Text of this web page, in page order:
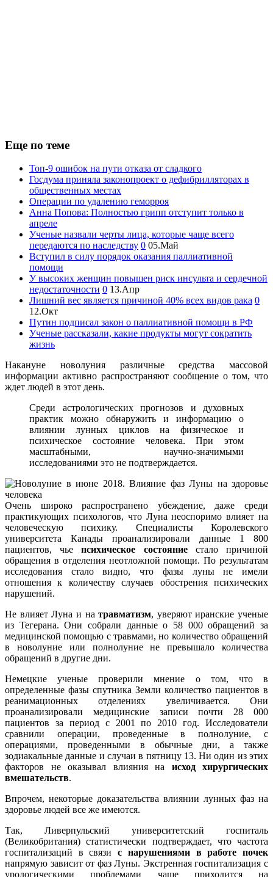
Еще по теме
Топ-9 ошибок на пути отказа от сладкого
Госдума приняла законопроект о дефибрилляторах в
общественных местах
Операции по удалению геморроя
Анна Попова: Полностью грипп отступит только в
апреле
Ученые назвали черты лица, которые чаще всего
передаются по наследству 0 05.Май
Вступил в силу порядок оказания паллиативной
помощи
У высоких женщин повышен риск инсульта и сердечной
недостаточности 0 13.Апр
Лишний вес является причиной 40% всех видов рака 0
12.Окт
Путин подписал закон о паллиативной помощи в РФ
Ученые рассказали, какие продукты могут сократить
жизнь
Накануне новолуния различные средства массовой
информации активно распространяют сообщение о том, что
ждет людей в этот день.
Среди астрологических прогнозов и духовных
практик можно обнаружить и информацию о
влиянии лунных циклов на физическое и
психическое состояние человека. При этом
масштабными, научно-значимыми
исследованиями это не подтверждается.
Очень широко распространено убеждение, даже среди
практикующих психологов, что Луна неоспоримо влияет на
человеческую психику. Специалисты Королевского
университета Канады проанализировали данные 1 800
пациентов, чьепсихическое состояниестало причиной
обращения в отделения неотложной помощи. По результатам
исследования стало видно, что фазы луны не имели
отношения к количеству случаев обострения психических
нарушений.
Не влияет Луна и натравматизм, уверяют иранские ученые
из Тегерана. Они собрали данные о 58 000 обращений за
медицинской помощью с травмами, но количество обращений
в новолуние или полнолуние не превышало количества
обращений в другие дни.
Немецкие ученые проверили мнение о том, что в
определенные фазы спутника Земли количество пациентов в
реанимационных отделениях увеличивается. Они
проанализировали медицинские записи почти 28 000
пациентов за период с 2001 по 2010 год. Исследователи
сравнили операции, проведенные в полнолуние, с
операциями, проведенными в обычные дни, а также
зодиакальные данные и случаи в пятницу 13. Ни один из этих
факторов не оказывал влияния на исход хирургических
вмешательств.
Впрочем, некоторые доказательства влиянии лунных фаз на
здоровье людей все же имеются.
Так, Ливерпульский университетский госпиталь
(Великобритания) статистически подтверждает, что частота
госпитализаций в связис нарушениями в работе почек
напрямую зависит от фаз Луны. Экстренная госпитализация с
урологическими проблемами чаще приходится на